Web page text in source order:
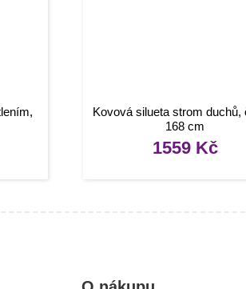
Kovová silueta strom duchů,
168 cm
1559 Kč